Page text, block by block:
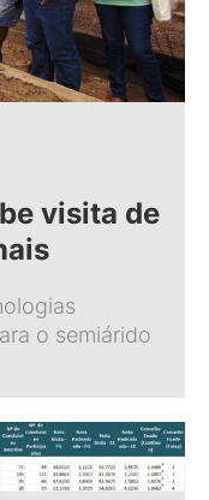
visita de
o semiárido